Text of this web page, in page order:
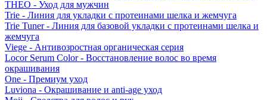
THEO - Уход для мужчин
Trie - Линия для укладки с протеинами шелка и жемчуга
Trie Tuner - Линия для базовой укладки с протеинами шелка и
жемчуга
Viege - Антивозростная органическая серия
Locor Serum Color - Восстановление волос во время
окрашивания
One - Премиум уход
Luviona - Окрашивание и anti-age уход